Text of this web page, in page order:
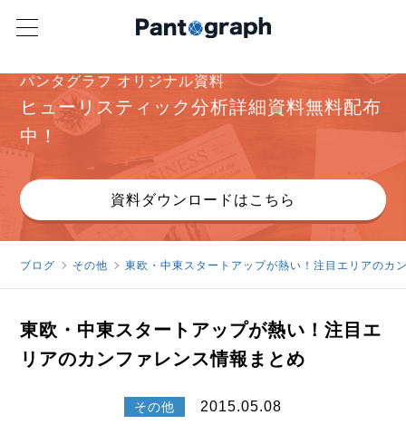
パンタグラフ オリジナル資料
ヒューリスティック分析詳細資料無料配布
中！
資料ダウンロードはこちら
ブログ その他 東欧・中東スタートアップが熱い！注目エリアのカ
東欧・中東スタートアップが熱い！注目エ
リアのカンファレンス情報まとめ
その他 2015.05.08